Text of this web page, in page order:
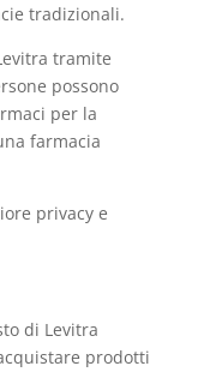
tradizionali.
tramite
possono
per la
farmacia
privacy e
di Levitra
prodotti